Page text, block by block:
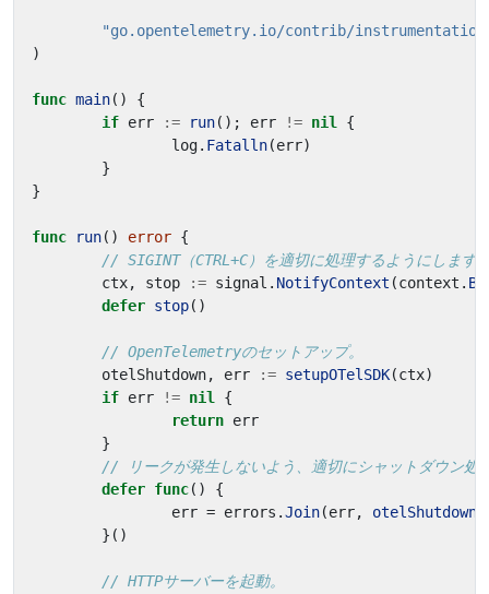
"go.opentelemetry.io/contrib/
)
func main()
{
if err := run(); err != nil
{
log. Fatalln(err)
}
}
func run() error {
// SIGINT（CTRL+C）を適切に処理するようにします
ctx, stop := signal . NotifyContext (context .
defer stop()
// OpenTelemetryのセットアップ。
otelShutdown, err := setupOTelSDK(ctx)
if err != nil
{
return err
}
// リークが発生しないよう、適切にシャットダウン処
defer func()
{
err = errors .Join(err, otelShutdown
}()
// HTTPサーバーを起動。